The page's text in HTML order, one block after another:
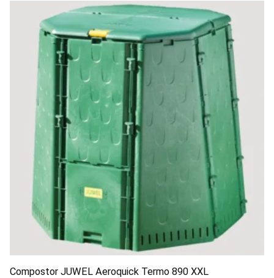
Compostor JUWEL Aeroquick Termo 890 XXL